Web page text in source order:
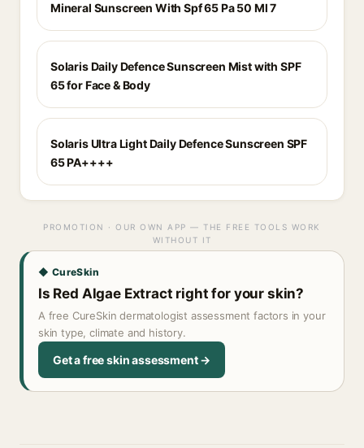
Mineral Sunscreen With Spf 65 Pa 50 Ml 7
Solaris Daily Defence Sunscreen Mist with SPF
65 for Face & Body
Solaris Ultra Light Daily Defence Sunscreen SPF
65 PA++++
PROMOTION · OUR OWN APP — THE FREE TOOLS WORK
WITHOUT IT
◆ CureSkin
Is Red Algae Extract right for your skin?
A free CureSkin dermatologist assessment factors in your
skin type, climate and history.
Get a free skin assessment →